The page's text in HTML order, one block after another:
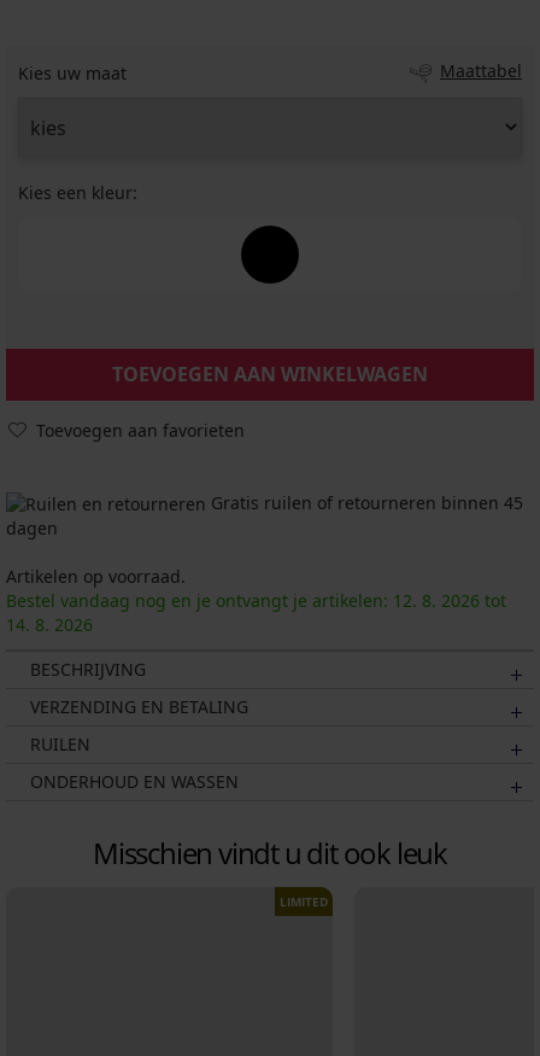
Kies uw maat Maattabel
Kies een kleur:
TOEVOEGEN AAN WINKELWAGEN
Toevoegen aan favorieten
Gratis ruilen of retourneren binnen 45
dagen
Artikelen op voorraad.
Bestel vandaag nog en je ontvangt je artikelen: 12. 8. 2026 tot
14. 8. 2026
BESCHRIJVING
VERZENDING EN BETALING
RUILEN
ONDERHOUD EN WASSEN
Misschien vindt u dit ook leuk
LIMITED